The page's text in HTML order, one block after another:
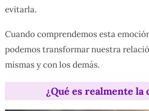
evitarla.
Cuando comprendemos esta
podemos transformar nuestra
mismas y con los demás.
¿Qué es realmente la